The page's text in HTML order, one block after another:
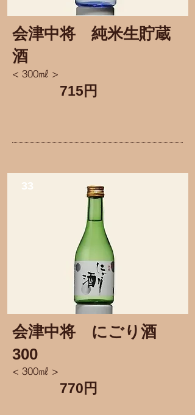
会津中将 ​純米生貯蔵
酒
< 300㎖ >
715円
33
会津中将 ​にごり酒
300
< 300㎖ >
770円